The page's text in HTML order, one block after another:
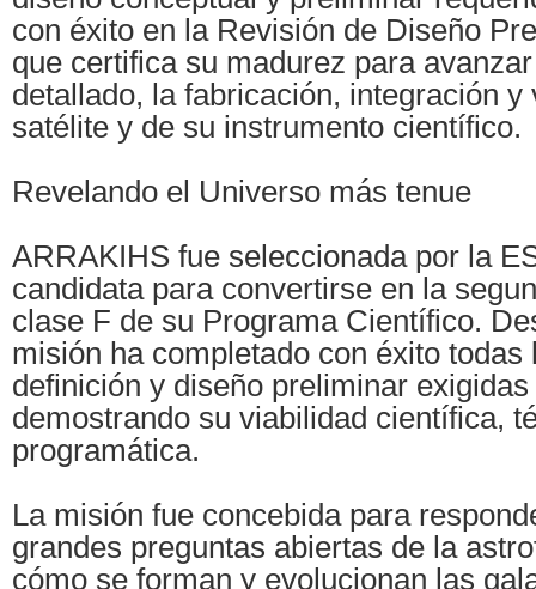
con éxito en la Revisión de Diseño
que certifica su madurez para
detallado, la fabricación, integración y
satélite y de su instrumento científico.
Revelando el Universo más tenue
ARRAKIHS fue seleccionada por la
candidata para convertirse en la
clase F de su Programa Científico.
misión ha completado con éxito todas
definición y diseño preliminar
demostrando su viabilidad científica,
programática.
La misión fue concebida para
grandes preguntas abiertas de la
cómo se forman y evolucionan las